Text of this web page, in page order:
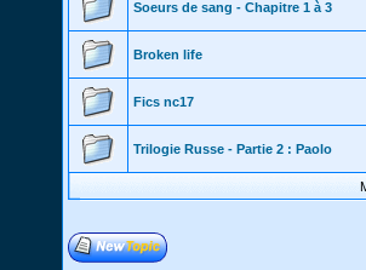
Soeurs de sang - Chapitre 1 à 3
Broken life
Fics nc17
Trilogie Russe - Partie 2 : Paolo